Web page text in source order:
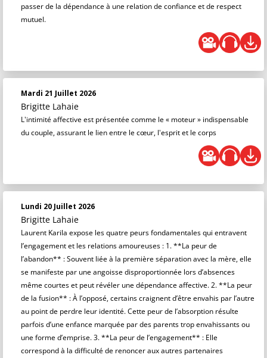
passer de la dépendance à une relation de confiance et de respect
mutuel.
Mardi 21 Juillet 2026
Brigitte Lahaie
L'intimité affective est présentée comme le « moteur » indispensable
du couple, assurant le lien entre le cœur, l'esprit et le corps
Lundi 20 Juillet 2026
Brigitte Lahaie
Laurent Karila expose les quatre peurs fondamentales qui entravent
l’engagement et les relations amoureuses : 1. **La peur de
l’abandon** : Souvent liée à la première séparation avec la mère, elle
se manifeste par une angoisse disproportionnée lors d’absences
même courtes et peut révéler une dépendance affective. 2. **La peur
de la fusion** : À l’opposé, certains craignent d’être envahis par l’autre
au point de perdre leur identité. Cette peur de l’absorption résulte
parfois d’une enfance marquée par des parents trop envahissants ou
une forme d’emprise. 3. **La peur de l’engagement** : Elle
correspond à la difficulté de renoncer aux autres partenaires